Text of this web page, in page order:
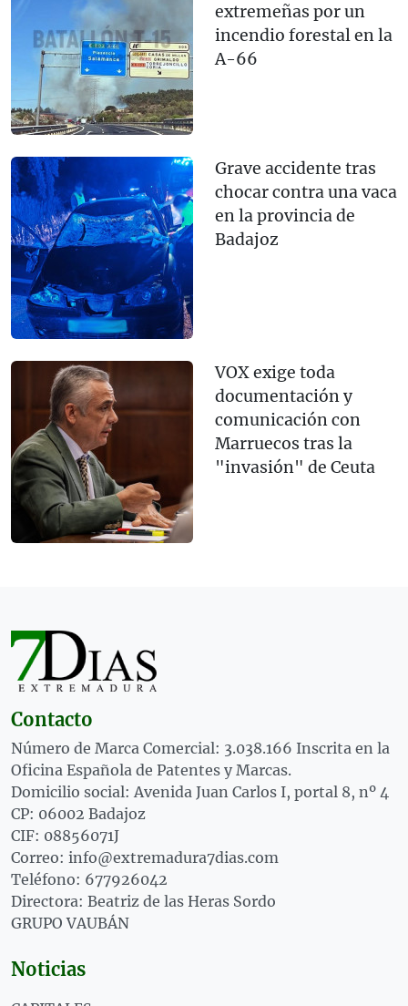
extremeñas por un
incendio forestal en la
A-66
Grave accidente tras
chocar contra una vaca
en la provincia de
Badajoz
VOX exige toda
documentación y
comunicación con
Marruecos tras la
"invasión" de Ceuta
Contacto
Número de Marca Comercial: 3.038.166 Inscrita en la
Oficina Española de Patentes y Marcas.
Domicilio social: Avenida Juan Carlos I, portal 8, nº 4
CP: 06002 Badajoz
CIF: 08856071J
Correo: info@extremadura7dias.com
Teléfono: 677926042
Directora: Beatriz de las Heras Sordo
GRUPO VAUBÁN
Noticias